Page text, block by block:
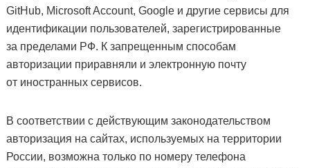
GitHub, Microsoft Account, Google и другие сервисы для
идентификации пользователей, зарегистрированные
за пределами РФ. К запрещенным способам
авторизации приравняли и электронную почту
от иностранных сервисов.
В соответствии с действующим законодательством
авторизация на сайтах, используемых на территории
России, возможна только по номеру телефона